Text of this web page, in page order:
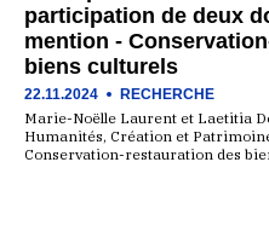
participation de deux
mention -
biens culturels
22.11.2024 RECHERCHE
Marie-Noëlle Laurent et Laetitia
Humanités, Création et
Conservation-restauration des